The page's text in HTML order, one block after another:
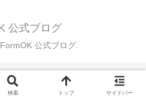
公式ブログ
公式ブログ.
検索 トップ サイドバー